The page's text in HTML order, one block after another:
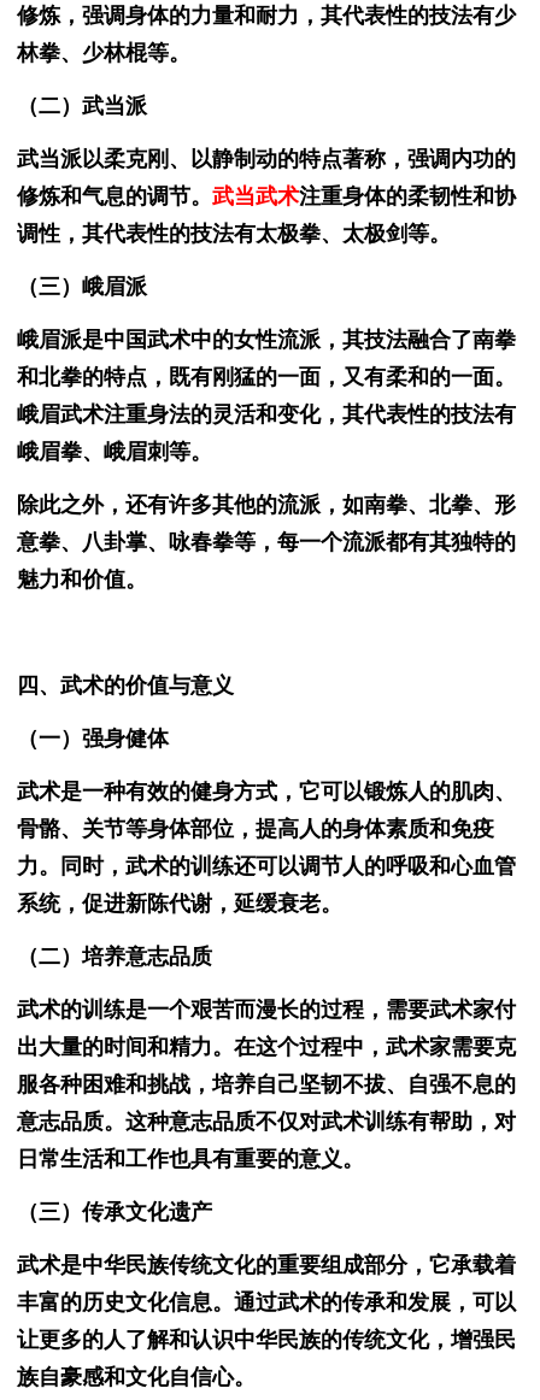
修炼，强调身体的力量和耐力，其代表性的技法有少
林拳、少林棍等。
（二）武当派
武当派以柔克刚、以静制动的特点著称，强调内功的
修炼和气息的调节。 武当武术注重身体的柔韧性和协
调性，其代表性的技法有太极拳、太极剑等。
（三）峨眉派
峨眉派是中国武术中的女性流派，其技法融合了南拳
和北拳的特点，既有刚猛的一面，又有柔和的一面。
峨眉武术注重身法的灵活和变化，其代表性的技法有
峨眉拳、峨眉刺等。
除此之外，还有许多其他的流派，如南拳、北拳、形
意拳、八卦掌、咏春拳等，每一个流派都有其独特的
魅力和价值。
四、武术的价值与意义
（一）强身健体
武术是一种有效的健身方式，它可以锻炼人的肌肉、
骨骼、关节等身体部位，提高人的身体素质和免疫
力。同时，武术的训练还可以调节人的呼吸和心血管
系统，促进新陈代谢，延缓衰老。
（二）培养意志品质
武术的训练是一个艰苦而漫长的过程，需要武术家付
出大量的时间和精力。在这个过程中，武术家需要克
服各种困难和挑战，培养自己坚韧不拔、自强不息的
意志品质。这种意志品质不仅对武术训练有帮助，对
日常生活和工作也具有重要的意义。
（三）传承文化遗产
武术是中华民族传统文化的重要组成部分，它承载着
丰富的历史文化信息。通过武术的传承和发展，可以
让更多的人了解和认识中华民族的传统文化，增强民
族自豪感和文化自信心。